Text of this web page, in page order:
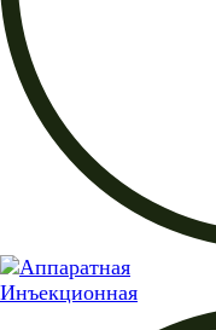
Инъекционная